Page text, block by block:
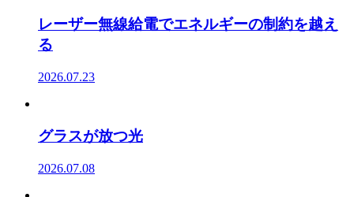
レーザー無線給電でエネルギーの制約を越え
る
2026.07.23
グラスが放つ光
2026.07.08